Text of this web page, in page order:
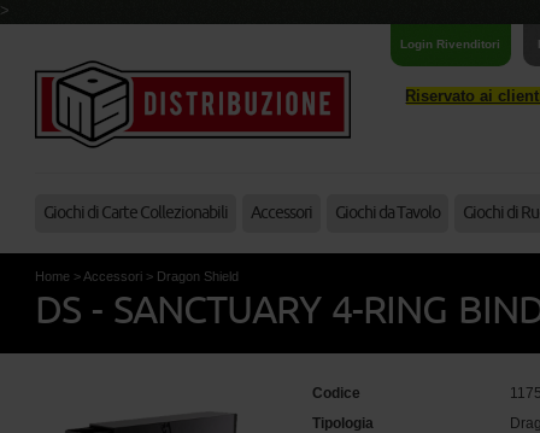
>
Login Rivenditori
Riservato ai
Giochi di Carte Collezionabili Accessori Giochi da Tavolo Giochi di
Home > Accessori > Dragon Shield
DS - SANCTUARY 4-RING
Codice
Tipologia